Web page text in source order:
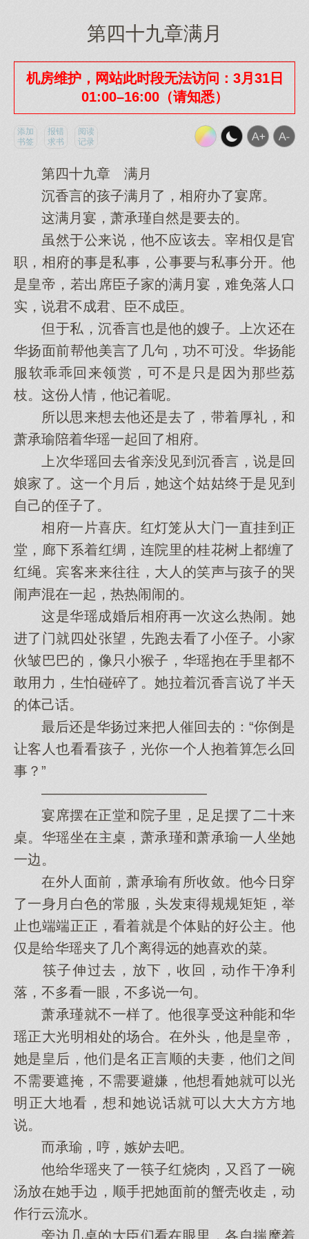
第四十九章满月
机房维护，网站此时段无法访问：3月31日
01:00–16:00（请知悉）
添加
书签
报错
求书
阅读
记录
第四十九章 满月
沉香言的孩子满月了，相府办了宴席。
这满月宴，萧承瑾自然是要去的。
虽然于公来说，他不应该去。宰相仅是官
职，相府的事是私事，公事要与私事分开。他
是皇帝，若出席臣子家的满月宴，难免落人口
实，说君不成君、臣不成臣。
但于私，沉香言也是他的嫂子。上次还在
华扬面前帮他美言了几句，功不可没。华扬能
服软乖乖回来领赏，可不是只是因为那些荔
枝。这份人情，他记着呢。
所以思来想去他还是去了，带着厚礼，和
萧承瑜陪着华瑶一起回了相府。
上次华瑶回去省亲没见到沉香言，说是回
娘家了。这一个月后，她这个姑姑终于是见到
自己的侄子了。
相府一片喜庆。红灯笼从大门一直挂到正
堂，廊下系着红绸，连院里的桂花树上都缠了
红绳。宾客来来往往，大人的笑声与孩子的哭
闹声混在一起，热热闹闹的。
这是华瑶成婚后相府再一次这么热闹。她
进了门就四处张望，先跑去看了小侄子。小家
伙皱巴巴的，像只小猴子，华瑶抱在手里都不
敢用力，生怕碰碎了。她拉着沉香言说了半天
的体己话。
最后还是华扬过来把人催回去的：“你倒是
让客人也看看孩子，光你一个人抱着算怎么回
事？”
————————————
宴席摆在正堂和院子里，足足摆了二十来
桌。华瑶坐在主桌，萧承瑾和萧承瑜一人坐她
一边。
在外人面前，萧承瑜有所收敛。他今日穿
了一身月白色的常服，头发束得规规矩矩，举
止也端端正正，看着就是个体贴的好公主。他
仅是给华瑶夹了几个离得远的她喜欢的菜。
筷子伸过去，放下，收回，动作干净利
落，不多看一眼，不多说一句。
萧承瑾就不一样了。他很享受这种能和华
瑶正大光明相处的场合。在外头，他是皇帝，
她是皇后，他们是名正言顺的夫妻，他们之间
不需要遮掩，不需要避嫌，他想看她就可以光
明正大地看，想和她说话就可以大大方方地
说。
而承瑜，哼，嫉妒去吧。
他给华瑶夹了一筷子红烧肉，又舀了一碗
汤放在她手边，顺手把她面前的蟹壳收走，动
作行云流水。
旁边几桌的大臣们看在眼里，各自揣摩着